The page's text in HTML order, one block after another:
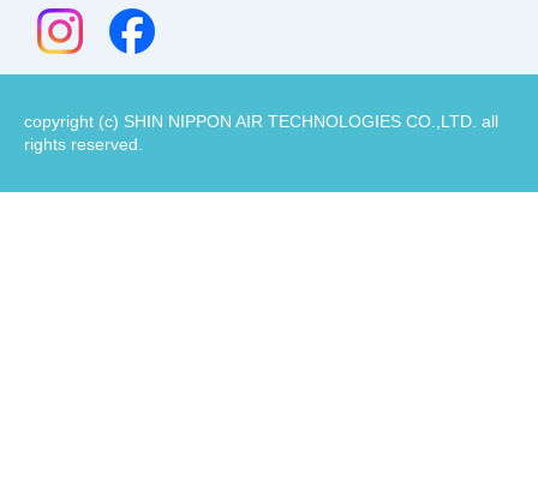
copyright (c) SHIN NIPPON AIR TECHNOLOGIES CO.,LTD. all
rights reserved.